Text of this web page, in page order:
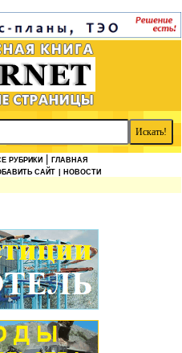
РУБРИКИ
ГЛАВНАЯ
САЙТ | НОВОСТИ